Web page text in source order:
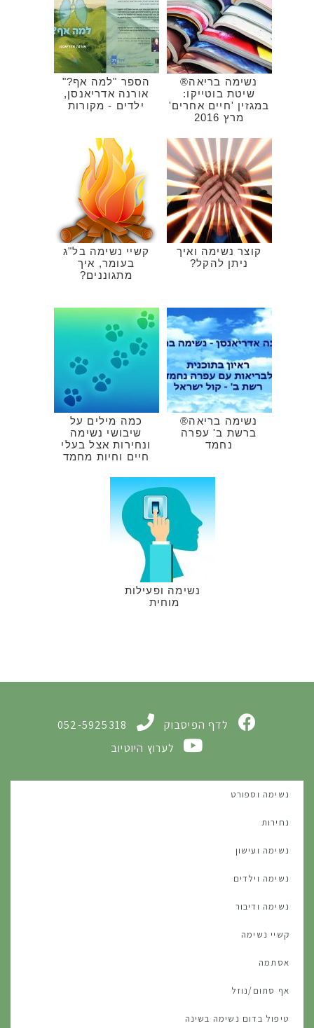
נשימה בריאה®
שיטת בוטייקו:
במגזין 'חיים אחרים'
מרץ 2016
הספר "למה אף?"
אורנה אדריאנסן,
ילדים - מקורות
קוצר נשימה ואיך
ניתן להקל?
קשיי נשימה בל"ג
בעומר, איך
מתגוננים?
נשימה בריאה®
ברשת ב' עפרה
נחמד
כמה מילים על
שיבושי נשימה
ונחירות אצל בעלי
חיים וחיות מחמד
נשימה ופעילות
מוחית
לדף הפיסבוק
052-5925318
לערוץ היוטיוב
נשימה וספורט
נחירות
נשימה ועישון
נשימה וילדים
נשימה ודיבור
קשיי נשימה
אסתמה
אף סתום/נוזל
טיפול בדום נשימה בשינה